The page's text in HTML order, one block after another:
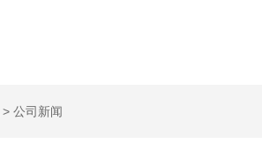
> 公司新闻